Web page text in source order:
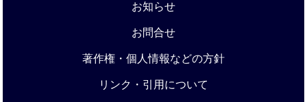
お知らせ
お問合せ
著作権・個人情報などの方針
リンク・引用について